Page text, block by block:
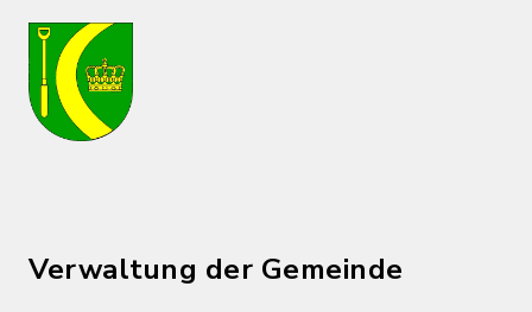
Verwaltung der Gemeinde